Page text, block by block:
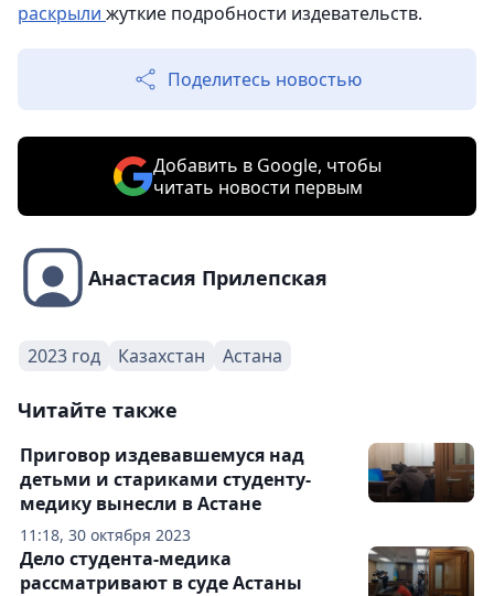
раскрыли жуткие подробности издевательств.
Поделитесь новостью
Добавить в Google, чтобы
читать новости первым
Анастасия Прилепская
2023 год Казахстан Астана
Читайте также
11:18, 30 октября 2023
Приговор издевавшемуся над
детьми и стариками студенту-
медику вынесли в Астане
Дело студента-медика
рассматривают в суде Астаны